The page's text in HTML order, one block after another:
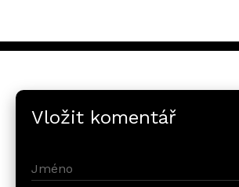
Vložit komentář